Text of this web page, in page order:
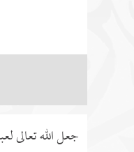
جعل الله تعالى